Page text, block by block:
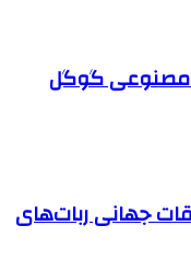
گوگل
جهانی ربات‌های